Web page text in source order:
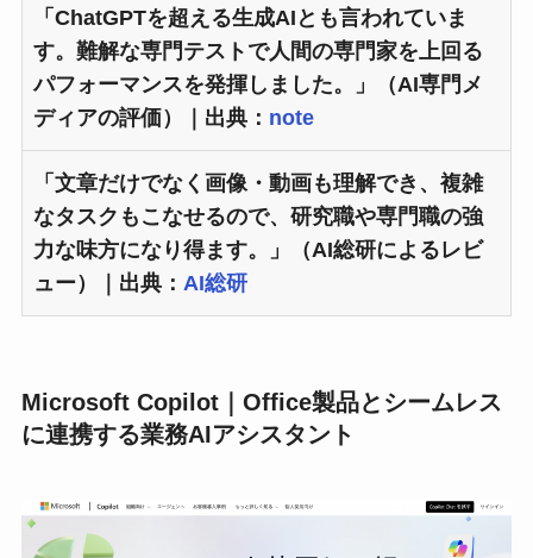
「 ChatGPTを超える生成AI とも言われていま
す。難解な専門テストで人間の専門家を上回る
パフォーマンスを発揮しました。」（AI専門メ
ディアの評価）｜出典： note
「 文章だけでなく画像・動画も理解でき、複雑
なタスクもこなせるので、研究職や専門職の強
力な味方になり得ます。」（AI総研によるレビ
ュー）｜出典： AI総研
Microsoft Copilot｜Office製品とシームレス
に連携する業務AIアシスタント